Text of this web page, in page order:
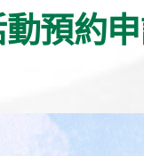
預約